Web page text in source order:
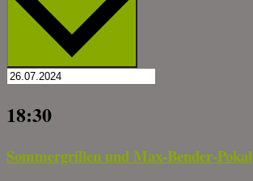
18:30
Sommergrillen und Max-Bender-Pokal